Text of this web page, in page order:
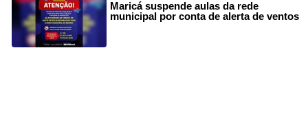
Maricá suspende aulas da rede
municipal por conta de alerta de ventos